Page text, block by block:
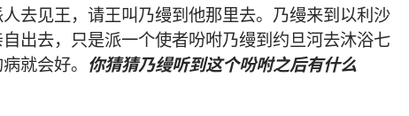
人去见王， 请王叫乃缦到他那里去。 乃缦来到以利沙
出去， 只是派一个使者吩咐乃缦到约旦河去沐浴七
病就会好。 你猜猜乃缦听到这个吩咐之后有什么